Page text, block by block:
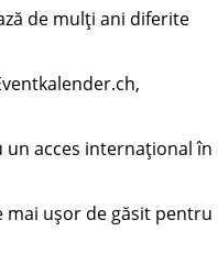
de mulți ani diferite
un acces internațional în
mai ușor de găsit pentru